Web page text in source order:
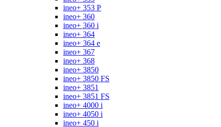
ineo+ 353 P
ineo+ 360
ineo+ 360 i
ineo+ 364
ineo+ 364 e
ineo+ 367
ineo+ 368
ineo+ 3850
ineo+ 3850 FS
ineo+ 3851
ineo+ 3851 FS
ineo+ 4000 i
ineo+ 4050 i
ineo+ 450 i